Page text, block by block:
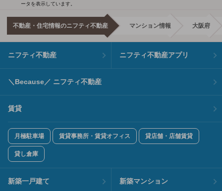
ータを表示しています。
不動産・住宅情報のニフティ不動産 マンション情報 大阪府
ニフティ不動産 ニフティ不動産アプリ
＼Because／ ニフティ不動産
賃貸
月極駐車場 賃貸事務所・賃貸オフィス 貸店舗・店舗賃貸
貸し倉庫
新築一戸建て 新築マンション